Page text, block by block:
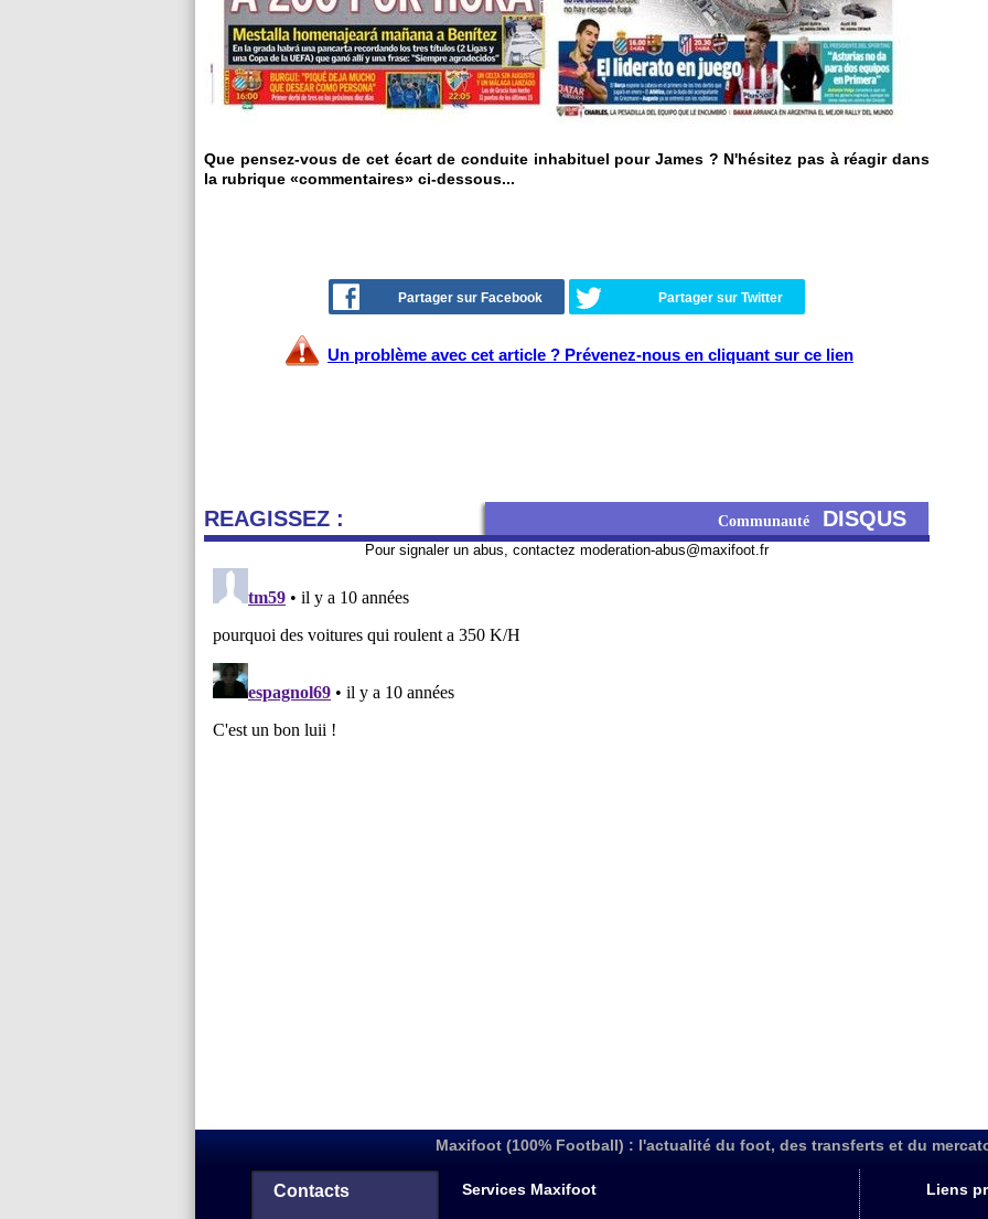
Que pensez-vous de cet écart de conduite inhabituel pour James ? N'hésitez pas à réagir dans
la rubrique «commentaires» ci-dessous...
Partager sur Facebook Partager sur Twitter
Un problème avec cet article ? Prévenez-nous en cliquant sur ce lien
REAGISSEZ : Communauté DISQUS
Pour signaler un abus, contactez moderation-abus@maxifoot.fr
Maxifoot (100% Football) : l'actualité du foot, des transferts et du
Contacts Services Maxifoot Liens